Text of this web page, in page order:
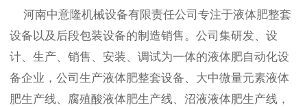
河南中意隆机械设备有限责任公司专注于液体肥整套
设备以及后段包装设备的制造销售。公司集研发、设
计、生产、销售、安装、调试为一体的液体肥自动化设
备企业，公司生产液体肥整套设备、大中微量元素液体
肥生产线、腐殖酸液体肥生产线、沼液液体肥生产线，